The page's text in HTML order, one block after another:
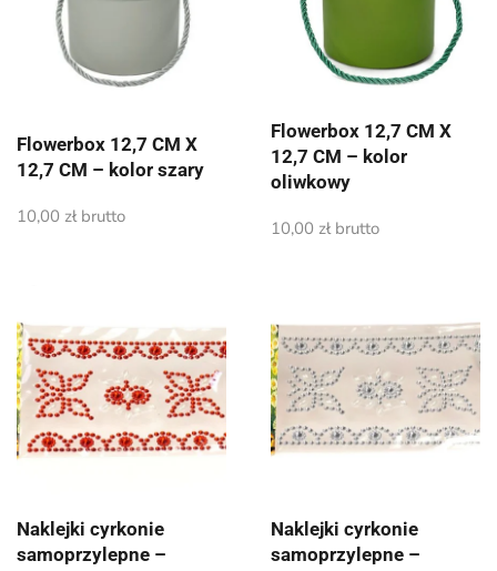
Flowerbox 12,7 CM X
12,7 CM – kolor szary
10,00 złbrutto
Flowerbox 12,7 CM X
12,7 CM – kolor
oliwkowy
10,00 złbrutto
Naklejki cyrkonie
samoprzylepne –
Naklejki cyrkonie
samoprzylepne –